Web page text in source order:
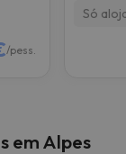
/pess.
Só
em Alpes